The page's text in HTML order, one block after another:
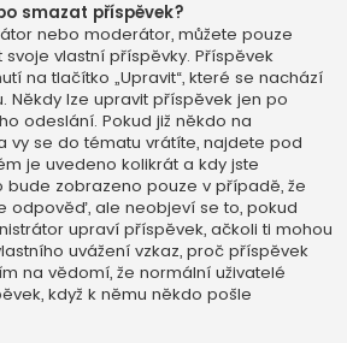
smazat příspěvek?
nebo moderátor, můžete pouze
vlastní příspěvky. Příspěvek
na tlačítko „Upravit“, které se nachází
Někdy lze upravit příspěvek jen po
odeslání. Pokud již někdo na
vy se do tématu vrátíte, najdete pod
je uvedeno kolikrát a kdy jste
bude zobrazeno pouze v případě, že
odpověď, ale neobjeví se to, pokud
upraví příspěvek, ačkoli ti mohou
uvážení vzkaz, proč příspěvek
na vědomí, že normální uživatelé
když k němu někdo pošle